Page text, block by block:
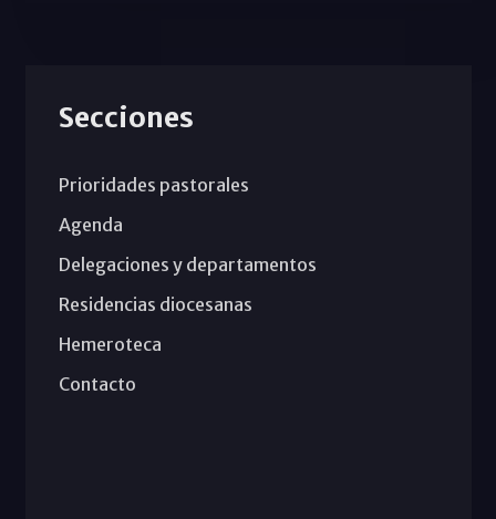
Secciones
Prioridades pastorales
Agenda
Delegaciones y departamentos
Residencias diocesanas
Hemeroteca
Contacto